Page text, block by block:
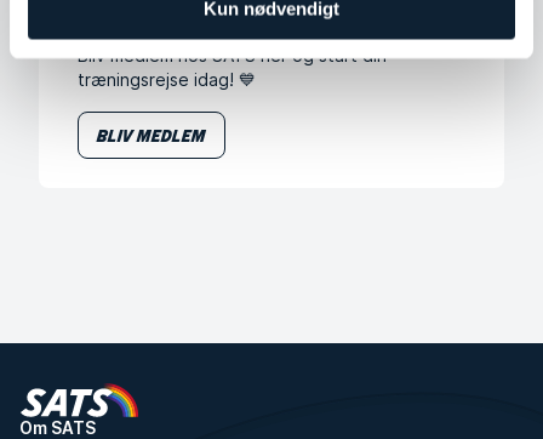
Kun nødvendigt
IKKE MEDLEM ENDNU?
Bliv medlem hos SATS her og start din
træningsrejse idag! 💙
Bliv medlem
Om SATS